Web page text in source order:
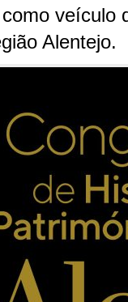
veículo
Alentejo.